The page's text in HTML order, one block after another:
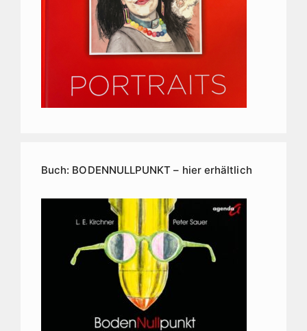
Buch: BODENNULLPUNKT – hier erhältlich